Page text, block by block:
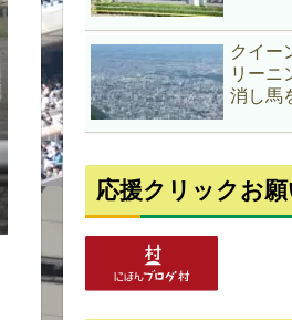
クイー
リー
消し馬
応援クリックお願